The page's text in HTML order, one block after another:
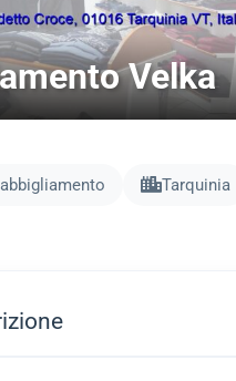
Velka
Tarquinia